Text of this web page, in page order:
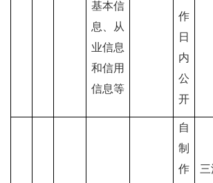
基本信
息、从
业信息
和信用
信息等
作
日
内
公
开
自
制
作
三